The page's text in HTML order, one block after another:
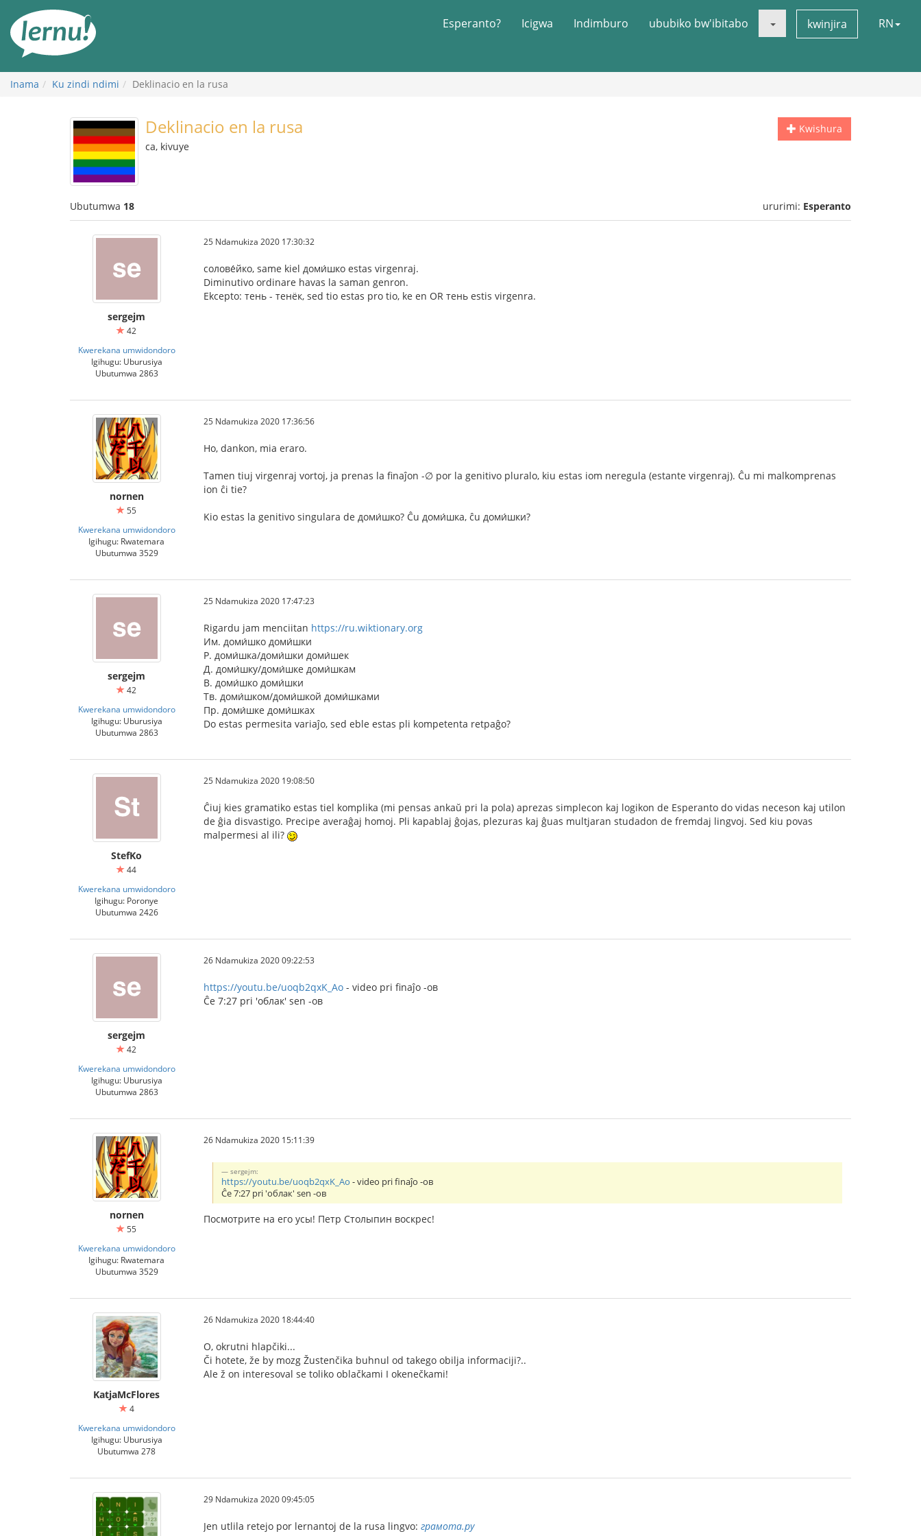
rupapuro
rw'ibirimwo
Esperanto? Icigwa Indimburo ububiko bw'ibitabo kwinjira RN
Inama Ku zindi ndimi Deklinacio en la rusa
Kwishura
Deklinacio en la rusa
ca, kivuye
Ubutumwa 18 ururimi: Esperanto
sergejm
42
Kwerekana umwidondoro
Igihugu: Uburusiya
Ubutumwa 2863
25 Ndamukiza 2020 17:30:32
солове́йко, same kiel доми́шко estas virgenraj.
Diminutivo ordinare havas la saman genron.
Ekcepto: тень - тенёк, sed tio estas pro tio, ke en OR тень estis virgenra.
nornen
55
Kwerekana umwidondoro
Igihugu: Rwatemara
Ubutumwa 3529
25 Ndamukiza 2020 17:36:56
Ho, dankon, mia eraro.
Tamen tiuj virgenraj vortoj, ja prenas la finaĵon -∅ por la genitivo pluralo, kiu estas iom neregula (estante virgenraj). Ĉu mi malkomprenas
ion ĉi tie?
Kio estas la genitivo singulara de доми́шко? Ĉu доми́шка, ĉu доми́шки?
sergejm
42
Kwerekana umwidondoro
Igihugu: Uburusiya
Ubutumwa 2863
25 Ndamukiza 2020 17:47:23
Rigardu jam menciitan https://ru.wiktionary.org
Им. доми́шко доми́шки
Р. доми́шка/доми́шки доми́шек
Д. доми́шку/доми́шке доми́шкам
В. доми́шко доми́шки
Тв. доми́шком/доми́шкой доми́шками
Пр. доми́шке доми́шках
Do estas permesita variaĵo, sed eble estas pli kompetenta retpaĝo?
StefKo
44
Kwerekana umwidondoro
Igihugu: Poronye
Ubutumwa 2426
25 Ndamukiza 2020 19:08:50
Ĉiuj kies gramatiko estas tiel komplika (mi pensas ankaŭ pri la pola) aprezas simplecon kaj logikon de Esperanto do vidas neceson kaj utilon
de ĝia disvastigo. Precipe averaĝaj homoj. Pli kapablaj ĝojas, plezuras kaj ĝuas multjaran studadon de fremdaj lingvoj. Sed kiu povas
malpermesi al ili?
sergejm
42
Kwerekana umwidondoro
Igihugu: Uburusiya
Ubutumwa 2863
26 Ndamukiza 2020 09:22:53
https://youtu.be/uoqb2qxK_Ao - video pri finaĵo -ов
Ĉe 7:27 pri 'облак' sen -ов
nornen
55
Kwerekana umwidondoro
Igihugu: Rwatemara
Ubutumwa 3529
26 Ndamukiza 2020 15:11:39
sergejm:
https://youtu.be/uoqb2qxK_Ao - video pri finaĵo -ов
Ĉe 7:27 pri 'облак' sen -ов
Посмотрите на его усы! Петр Столыпин воскрес!
KatjaMcFlores
4
Kwerekana umwidondoro
Igihugu: Uburusiya
Ubutumwa 278
26 Ndamukiza 2020 18:44:40
O, okrutni hlapčiki...
Či hotete, že by mozg Žustenčika buhnul od takego obilja informaciji?..
Ale ž on interesoval se toliko oblačkami I okenečkami!
29 Ndamukiza 2020 09:45:05
Jen utlila retejo por lernantoj de la rusa lingvo: грамота.ру